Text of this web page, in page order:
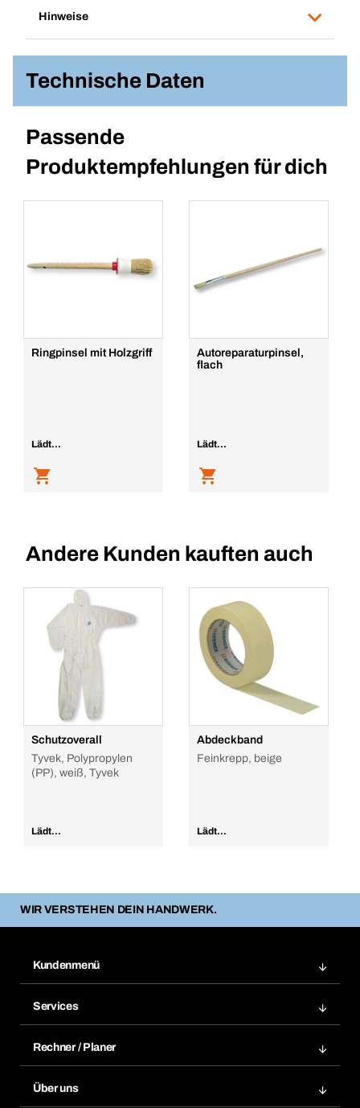
Hinweise
Technische Daten
Passende
Produktempfehlungen für dich
Ringpinsel mit Holzgriff
Lädt...
Autoreparaturpinsel,
flach
Lädt...
Andere Kunden kauften auch
Schutzoverall
Tyvek, Polypropylen
(PP), weiß, Tyvek
Lädt...
Abdeckband
Feinkrepp, beige
Lädt...
WIR VERSTEHEN DEIN HANDWERK.
Kundenmenü
Rechnungen
Daueraufträge
Merklisten
Services
Elektronischer Datenaustausch
Rechner / Planer
Über uns